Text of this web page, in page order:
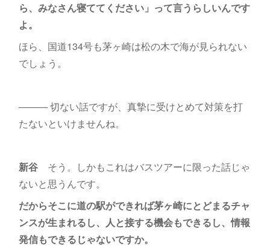
ら、みなさん寝ててください」って言うらしいんです
よ。
ほら、国道134号も茅ヶ崎は松の木で海が見られない
でしょう。
――― 切ない話ですが、真摯に受けとめて対策を打
たないといけませんね。
新谷そう。しかもこれはバスツアーに限った話じゃ
ないと思うんです。
だからそこに道の駅ができれば茅ヶ崎にとどまるチャ
ンスが生まれるし、人と接する機会もできるし、情報
発信もできるじゃないですか。